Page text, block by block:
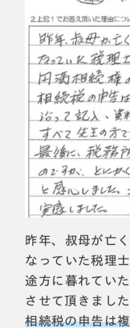
選ばれる理由
よくある質問
お客様の声
私たちについて
法人情報
相続について学ぶ
相続コラム
セミナー
昨年、叔母が亡
なっていた税理
途方に暮れてい
させて頂きました
相続税の申告は